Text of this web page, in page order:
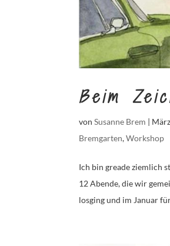
Beim
vonSusanne Brem |
Bremgarten,Workshop
Ich bin greade ziemlich
12 Abende, die wir
losging und im Januar